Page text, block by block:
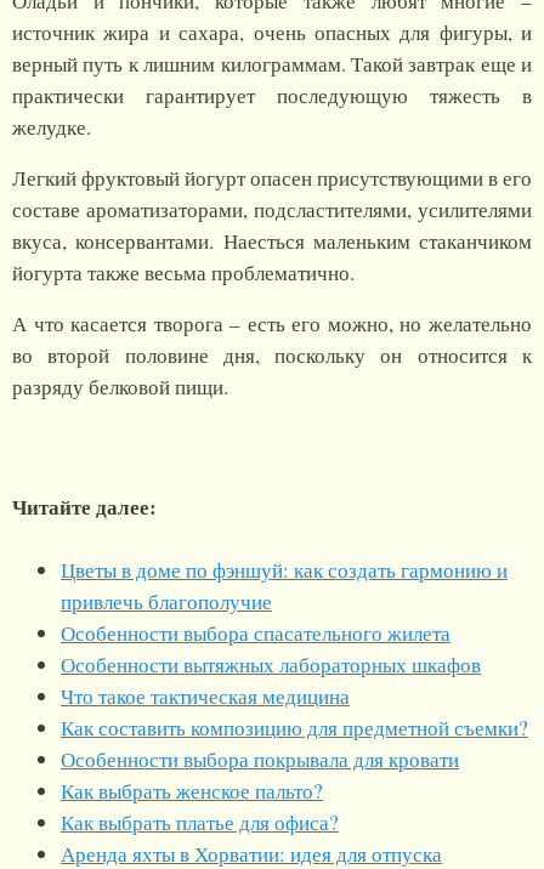
источник жира и сахара, очень опасных для фигуры, и
верный путь к лишним килограммам. Такой завтрак еще и
практически гарантирует последующую тяжесть в
желудке.
Легкий фруктовый йогурт опасен присутствующими в его
составе ароматизаторами, подсластителями, усилителями
вкуса, консервантами. Наесться маленьким стаканчиком
йогурта также весьма проблематично.
А что касается творога – есть его можно, но желательно
во второй половине дня, поскольку он относится к
разряду белковой пищи.
Читайте далее:
Цветы в доме по фэншуй: как создать гармонию и
привлечь благополучие
Особенности выбора спасательного жилета
Особенности вытяжных лабораторных шкафов
Что такое тактическая медицина
Как составить композицию для предметной съемки?
Особенности выбора покрывала для кровати
Как выбрать женское пальто?
Как выбрать платье для офиса?
Аренда яхты в Хорватии: идея для отпуска